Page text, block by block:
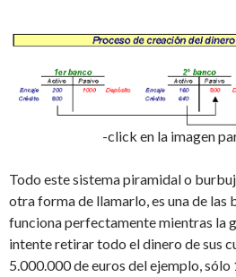
-click en la imagen
Todo este sistema piramidal o
otra forma de llamarlo, es una de las
funciona perfectamente mientras la
intente retirar todo el dinero de sus
5.000.000 de euros del ejemplo, sólo